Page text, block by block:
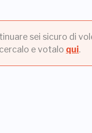
sei sicuro di
e votalo qui.